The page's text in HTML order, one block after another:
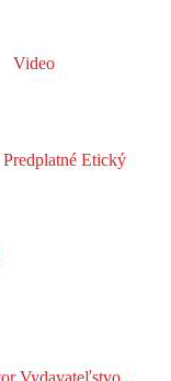
Video
Predplatné Etický